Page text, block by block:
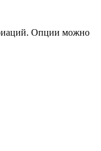
Опции можно